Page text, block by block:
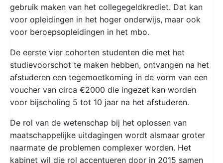
gebruik maken van het collegegeldkrediet. Dat kan
voor opleidingen in het hoger onderwijs, maar ook
voor beroepsopleidingen in het mbo.
De eerste vier cohorten studenten die met het
studievoorschot te maken hebben, ontvangen na het
afstuderen een tegemoetkoming in de vorm van een
voucher van circa €2000 die ingezet kan worden
voor bijscholing 5 tot 10 jaar na het afstuderen.
De rol van de wetenschap bij het oplossen van
maatschappelijke uitdagingen wordt alsmaar groter
naarmate de problemen complexer worden. Het
kabinet wil die rol accentueren door in 2015 samen